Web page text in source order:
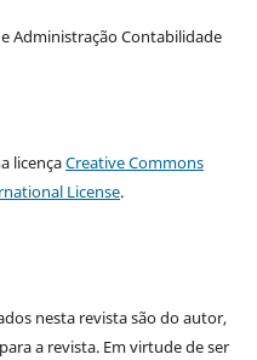
Administração Contabilidade
licençaCreative Commons
License.
nesta revista são do autor,
a revista. Em virtude de ser